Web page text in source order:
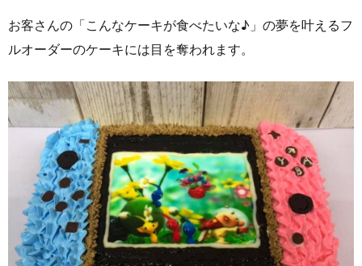
お客さんの「こんなケーキが食べたいな♪」の夢を叶えるフ
ルオーダーのケーキには目を奪われます。